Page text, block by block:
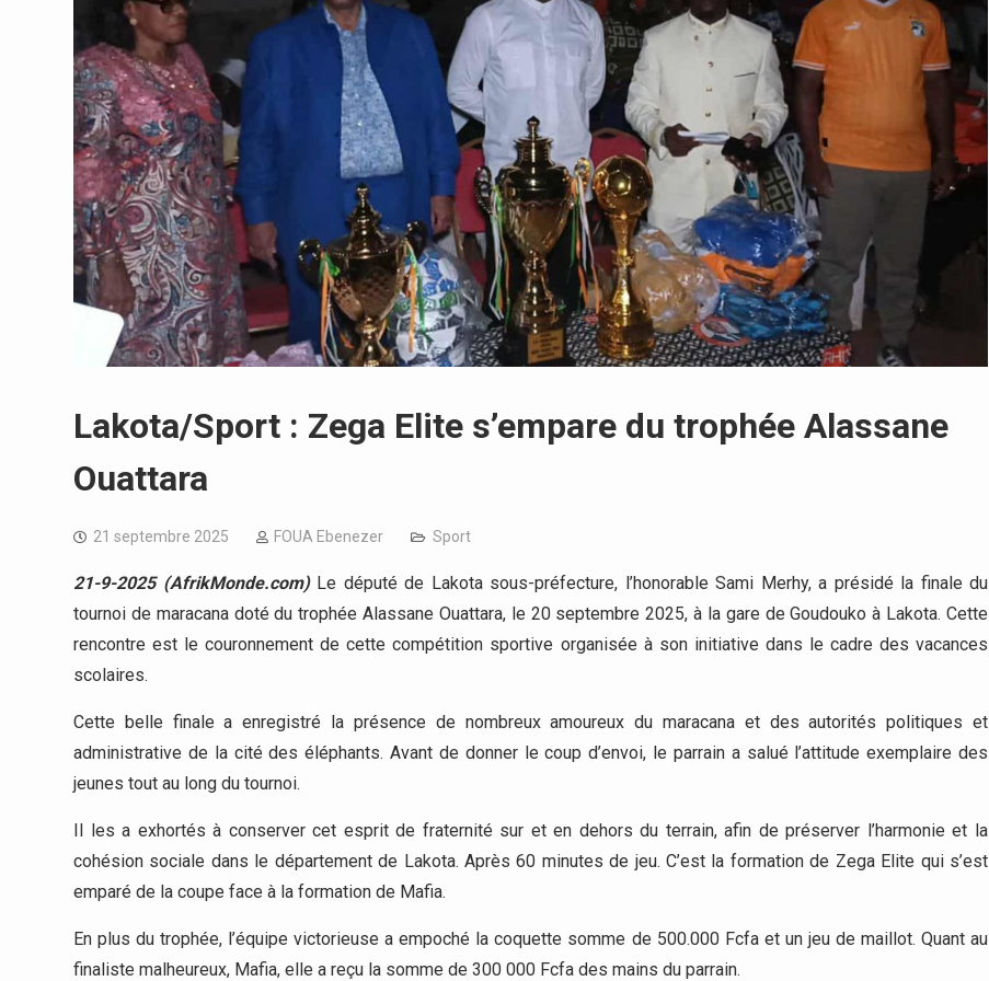
Lakota/Sport : Zega Elite s’empare du trophée Alassane
Ouattara
21 septembre 2025 FOUA Ebenezer Sport
21-9-2025 (AfrikMonde.com)Le député de Lakota sous-préfecture, l’honorable Sami Merhy, a présidé la finale du
tournoi de maracana doté du trophée Alassane Ouattara, le 20 septembre 2025, à la gare de Goudouko à Lakota. Cette
rencontre est le couronnement de cette compétition sportive organisée à son initiative dans le cadre des vacances
scolaires.
Cette belle finale a enregistré la présence de nombreux amoureux du maracana et des autorités politiques et
administrative de la cité des éléphants. Avant de donner le coup d’envoi, le parrain a salué l’attitude exemplaire des
jeunes tout au long du tournoi.
Il les a exhortés à conserver cet esprit de fraternité sur et en dehors du terrain, afin de préserver l’harmonie et la
cohésion sociale dans le département de Lakota. Après 60 minutes de jeu. C’est la formation de Zega Elite qui s’est
emparé de la coupe face à la formation de Mafia.
En plus du trophée, l’équipe victorieuse a empoché la coquette somme de 500.000 Fcfa et un jeu de maillot. Quant au
finaliste malheureux, Mafia, elle a reçu la somme de 300 000 Fcfa des mains du parrain.